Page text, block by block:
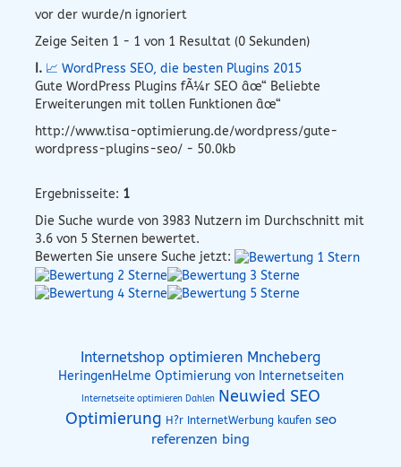
vor der wurde/n ignoriert
Zeige Seiten 1 - 1 von 1 Resultat (0 Sekunden)
I. 📈 WordPress SEO, die besten Plugins 2015
Gute WordPress Plugins fÃ¼r SEO âœ“ Beliebte
Erweiterungen mit tollen Funktionen âœ“
http://www.tisa-optimierung.de/wordpress/gute-
wordpress-plugins-seo/ - 50.0kb
Ergebnisseite: 1
Die Suche wurde von 3983 Nutzern im Durchschnitt mit
3.6 von 5 Sternen bewertet.
Bewerten Sie unsere Suche jetzt:
Internetshop optimieren Mncheberg
HeringenHelme Optimierung von Internetseiten
Internetseite optimieren Dahlen Neuwied SEO
Optimierung H?r InternetWerbung kaufen seo
referenzen bing